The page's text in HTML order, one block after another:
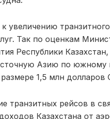
увеличению
Так по оценкам
Республики
Азию по южному
1,5 млн
транзитных рейсов в
Казахстана от